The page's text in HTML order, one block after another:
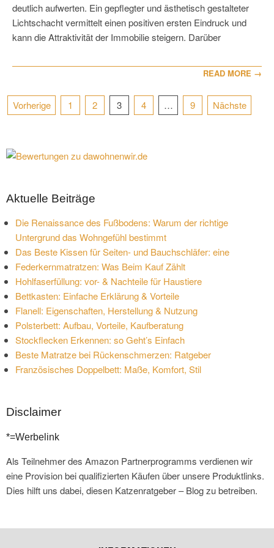
deutlich aufwerten. Ein gepflegter und ästhetisch gestalteter
Lichtschacht vermittelt einen positiven ersten Eindruck und
kann die Attraktivität der Immobilie steigern. Darüber
READ MORE →
Seitennummerierung
Beiträge
Vorherige 1 2 3 4 … 9 Nächste
Aktuelle Beiträge
Die Renaissance des Fußbodens: Warum der richtige
Untergrund das Wohngefühl bestimmt
Das Beste Kissen für Seiten- und Bauchschläfer: eine
Federkernmatratzen: Was Beim Kauf Zählt
Hohlfaserfüllung: vor- & Nachteile für Haustiere
Bettkasten: Einfache Erklärung & Vorteile
Flanell: Eigenschaften, Herstellung & Nutzung
Polsterbett: Aufbau, Vorteile, Kaufberatung
Stockflecken Erkennen: so Geht’s Einfach
Beste Matratze bei Rückenschmerzen: Ratgeber
Französisches Doppelbett: Maße, Komfort, Stil
Disclaimer
*=Werbelink
Als Teilnehmer des Amazon Partnerprogramms verdienen wir
eine Provision bei qualifizierten Käufen über unsere Produktlinks.
Dies hilft uns dabei, diesen Katzenratgeber – Blog zu betreiben.